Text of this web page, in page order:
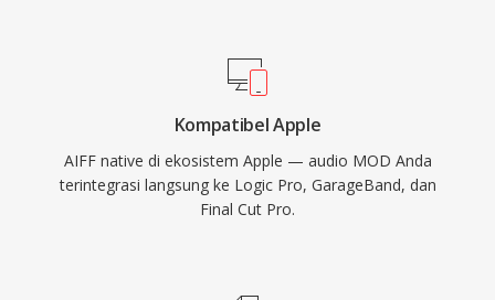
Kompatibel Apple
AIFF native di ekosistem Apple — audio MOD Anda
terintegrasi langsung ke Logic Pro, GarageBand, dan
Final Cut Pro.